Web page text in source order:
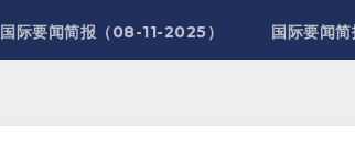
国际要闻简报（08-11-2025） 国际要闻